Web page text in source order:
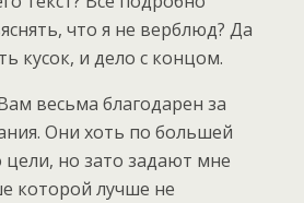
что я не верблюд? Да
кусок, и дело с концом.
весьма благодарен за
Они хоть по большей
но зато задают мне
которой лучше не